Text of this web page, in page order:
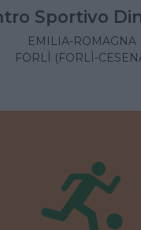
Sportivo
EMILIA-ROMAGNA
FORLÌ (FORLÌ-